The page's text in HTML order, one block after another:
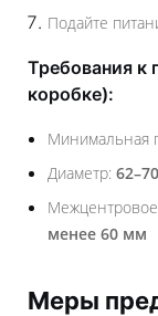
Подайте
Требования к
коробке):
Минимальная
Диаметр:
менее 60 мм
Меры